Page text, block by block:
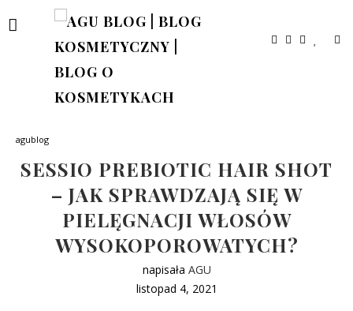
agublog
SESSIO PREBIOTIC HAIR SHOT
– JAK SPRAWDZAJĄ SIĘ W
PIELĘGNACJI WŁOSÓW
WYSOKOPOROWATYCH?
napisała AGU
listopad 4, 2021